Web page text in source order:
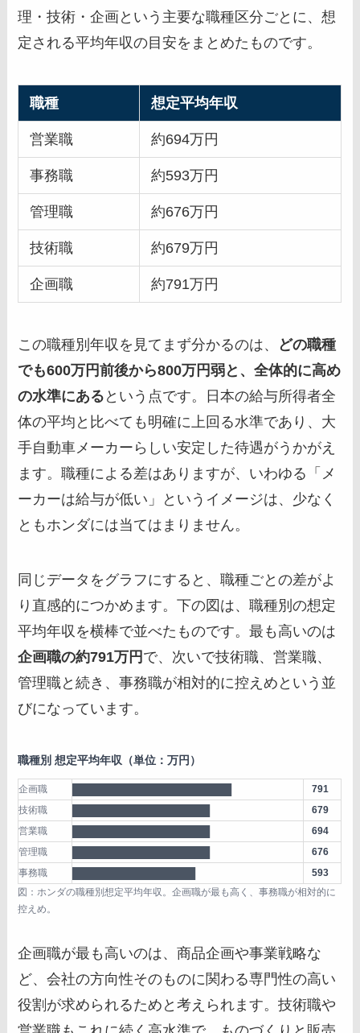
理・技術・企画という主要な職種区分ごとに、想
定される平均年収の目安をまとめたものです。
職種 想定平均年収
営業職 約694万円
事務職 約593万円
管理職 約676万円
技術職 約679万円
企画職 約791万円
この職種別年収を見てまず分かるのは、
どの職種
でも600万円前後から800万円弱と、全体的に高め
の水準にある という点です。日本の給与所得者全
体の平均と比べても明確に上回る水準であり、大
手自動車メーカーらしい安定した待遇がうかがえ
ます。職種による差はありますが、いわゆる「メ
ーカーは給与が低い」というイメージは、少なく
ともホンダには当てはまりません。
同じデータをグラフにすると、職種ごとの差がよ
り直感的につかめます。下の図は、職種別の想定
平均年収を横棒で並べたものです。最も高いのは
企画職の約791万円 で、次いで技術職、営業職、
管理職と続き、事務職が相対的に控えめという並
びになっています。
職種別 想定平均年収（単位：万円）
企画職
791
技術職
679
営業職
694
管理職
676
事務職
593
図：ホンダの職種別想定平均年収。企画職が最も高く、事務職が相対的に
控えめ。
企画職が最も高いのは、商品企画や事業戦略な
ど、会社の方向性そのものに関わる専門性の高い
役割が求められるためと考えられます。技術職や